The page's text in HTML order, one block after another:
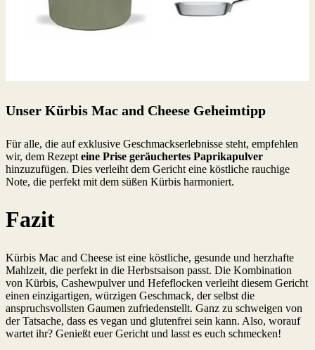
Unser Kürbis Mac and Cheese Geheimtipp
Für alle, die auf exklusive Geschmackserlebnisse steht, empfehlen
wir, dem Rezept eine Prise geräuchertes Paprikapulver
hinzuzufügen. Dies verleiht dem Gericht eine köstliche rauchige
Note, die perfekt mit dem süßen Kürbis harmoniert.
Fazit
Kürbis Mac and Cheese ist eine köstliche, gesunde und herzhafte
Mahlzeit, die perfekt in die Herbstsaison passt. Die Kombination
von Kürbis, Cashewpulver und Hefeflocken verleiht diesem Gericht
einen einzigartigen, würzigen Geschmack, der selbst die
anspruchsvollsten Gaumen zufriedenstellt. Ganz zu schweigen von
der Tatsache, dass es vegan und glutenfrei sein kann. Also, worauf
wartet ihr? Genießt euer Gericht und lasst es euch schmecken!